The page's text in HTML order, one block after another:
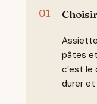
pâtes
c’est le
durer